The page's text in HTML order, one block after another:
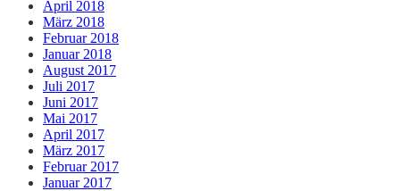
April 2018
März 2018
Februar 2018
Januar 2018
August 2017
Juli 2017
Juni 2017
Mai 2017
April 2017
März 2017
Februar 2017
Januar 2017